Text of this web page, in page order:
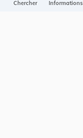
Chercher Informations